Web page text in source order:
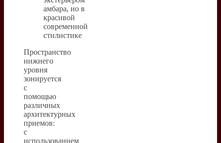
Пространство
нижнего
уровня
зонируется
с
помощью
различных
архитектурных
приемов:
с
использованием